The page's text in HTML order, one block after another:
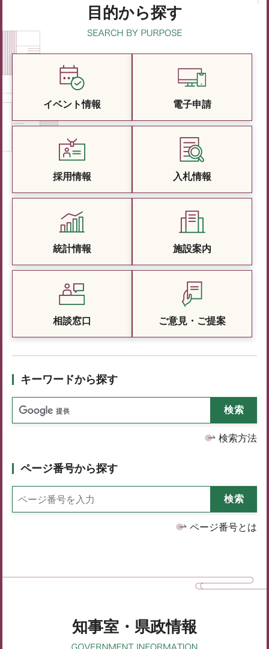
目的から探す
イベント情報 電子申請
採用情報 入札情報
統計情報 施設案内
相談窓口 ご意見・ご提案
キーワードから探す
検索方法
ページ番号から探す
ページ番号とは
知事室・県政情報